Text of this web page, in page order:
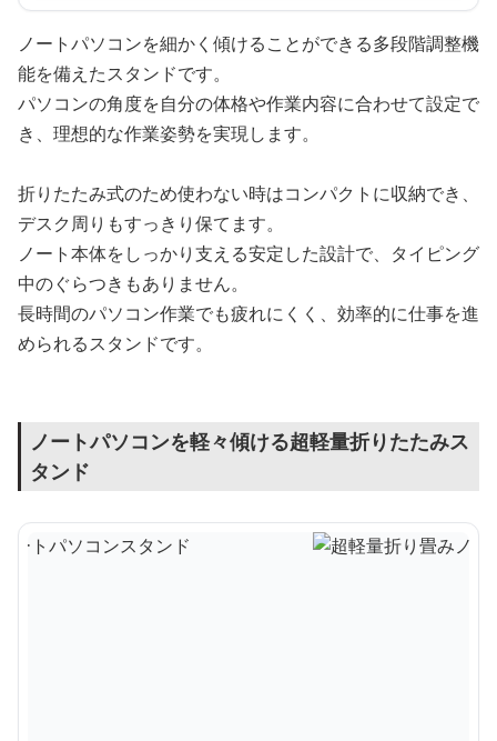
ノートパソコンを細かく傾けることができる多段階調整機
能を備えたスタンドです。
パソコンの角度を自分の体格や作業内容に合わせて設定で
き、理想的な作業姿勢を実現します。
折りたたみ式のため使わない時はコンパクトに収納でき、
デスク周りもすっきり保てます。
ノート本体をしっかり支える安定した設計で、タイピング
中のぐらつきもありません。
長時間のパソコン作業でも疲れにくく、効率的に仕事を進
められるスタンドです。
ノートパソコンを軽々傾ける超軽量折りたたみス
タンド